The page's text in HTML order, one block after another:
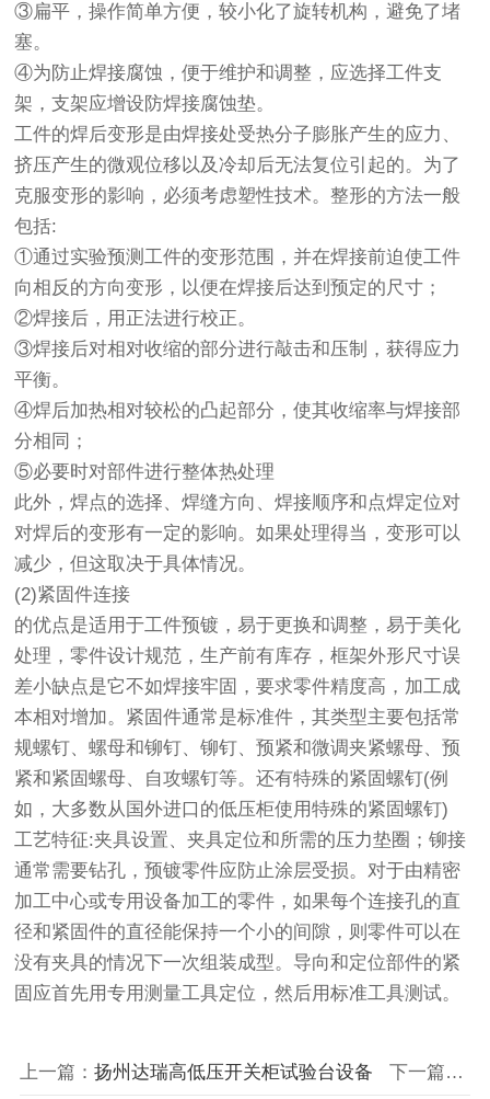
③扁平，操作简单方便，较小化了旋转机构，避免了堵
塞。
④为防止焊接腐蚀，便于维护和调整，应选择工件支
架，支架应增设防焊接腐蚀垫。
工件的焊后变形是由焊接处受热分子膨胀产生的应力、
挤压产生的微观位移以及冷却后无法复位引起的。为了
克服变形的影响，必须考虑塑性技术。整形的方法一般
包括:
①通过实验预测工件的变形范围，并在焊接前迫使工件
向相反的方向变形，以便在焊接后达到预定的尺寸；
②焊接后，用正法进行校正。
③焊接后对相对收缩的部分进行敲击和压制，获得应力
平衡。
④焊后加热相对较松的凸起部分，使其收缩率与焊接部
分相同；
⑤必要时对部件进行整体热处理
此外，焊点的选择、焊缝方向、焊接顺序和点焊定位对
对焊后的变形有一定的影响。如果处理得当，变形可以
减少，但这取决于具体情况。
(2)紧固件连接
的优点是适用于工件预镀，易于更换和调整，易于美化
处理，零件设计规范，生产前有库存，框架外形尺寸误
差小缺点是它不如焊接牢固，要求零件精度高，加工成
本相对增加。紧固件通常是标准件，其类型主要包括常
规螺钉、螺母和铆钉、铆钉、预紧和微调夹紧螺母、预
紧和紧固螺母、自攻螺钉等。还有特殊的紧固螺钉(例
如，大多数从国外进口的低压柜使用特殊的紧固螺钉)
工艺特征:夹具设置、夹具定位和所需的压力垫圈；铆接
通常需要钻孔，预镀零件应防止涂层受损。对于由精密
加工中心或专用设备加工的零件，如果每个连接孔的直
径和紧固件的直径能保持一个小的间隙，则零件可以在
没有夹具的情况下一次组装成型。导向和定位部件的紧
固应首先用专用测量工具定位，然后用标准工具测试。
上一篇： 扬州达瑞高低压开关柜试验台设备 下一篇：